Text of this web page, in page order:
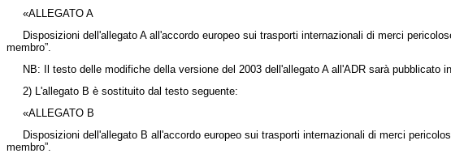
«ALLEGATO A
Disposizioni dell'allegato A all'accordo europeo sui trasporti internazionali di merci
membro”.
NB: Il testo delle modifiche della versione del 2003 dell'allegato A all'ADR sarà
2) L'allegato B è sostituito dal testo seguente:
«ALLEGATO B
Disposizioni dell'allegato B all'accordo europeo sui trasporti internazionali di merci
membro”.